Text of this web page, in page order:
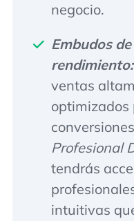
negocio.
Embudos
rendimiento:
ventas
Profesional
tendrás
intuitivas